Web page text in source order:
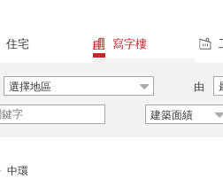
住宅 寫字樓
選擇地區 由
建築面績
中環